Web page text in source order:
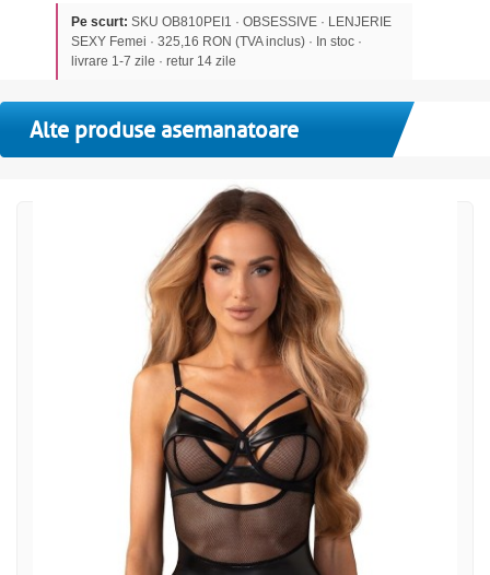
Pe scurt: SKU OB810PEI1 · OBSESSIVE · LENJERIE
SEXY Femei · 325,16 RON (TVA inclus) · In stoc ·
livrare 1-7 zile · retur 14 zile
Alte produse asemanatoare